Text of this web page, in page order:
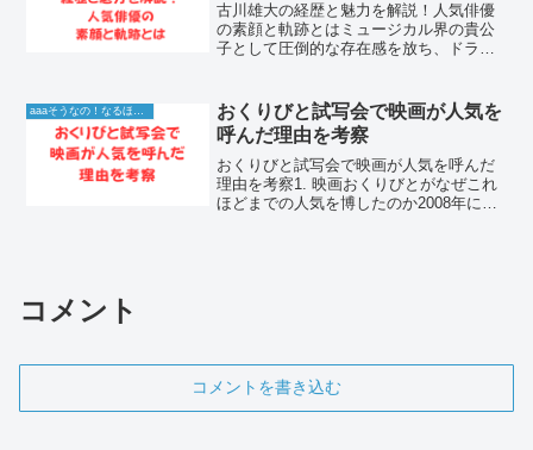
古川雄大の経歴と魅力を解説！人気俳優
の素顔と軌跡とはミュージカル界の貴公
子として圧倒的な存在感を放ち、ドラマ
彼は、一体どのような道のりを経て、現
在のトップスターとしての...
aaaそうなの！なるほど！情報
おくりびと試写会で映画が人気を
呼んだ理由を考察
おくりびと試写会で映画が人気を呼んだ
理由を考察1. 映画おくりびとがなぜこれ
ほどまでの人気を博したのか2008年に公
コメント
コメントを書き込む